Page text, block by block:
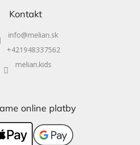
Kontakt
info@melian.sk
+421948337562
melian.kids
online platby